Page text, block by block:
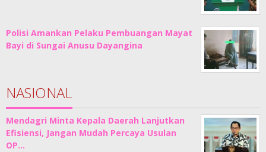
Polisi Amankan Pelaku Pembuangan Mayat
Bayi di Sungai Anusu Dayangina
NASIONAL
Mendagri Minta Kepala Daerah Lanjutkan
Efisiensi, Jangan Mudah Percaya Usulan
OP…